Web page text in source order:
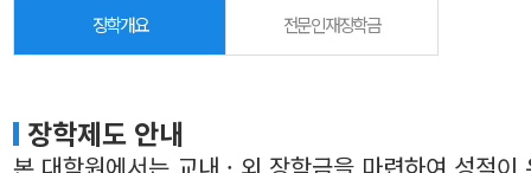
장학개요 전문인재장학금
장학제도 안내